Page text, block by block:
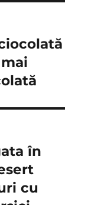
în
cu